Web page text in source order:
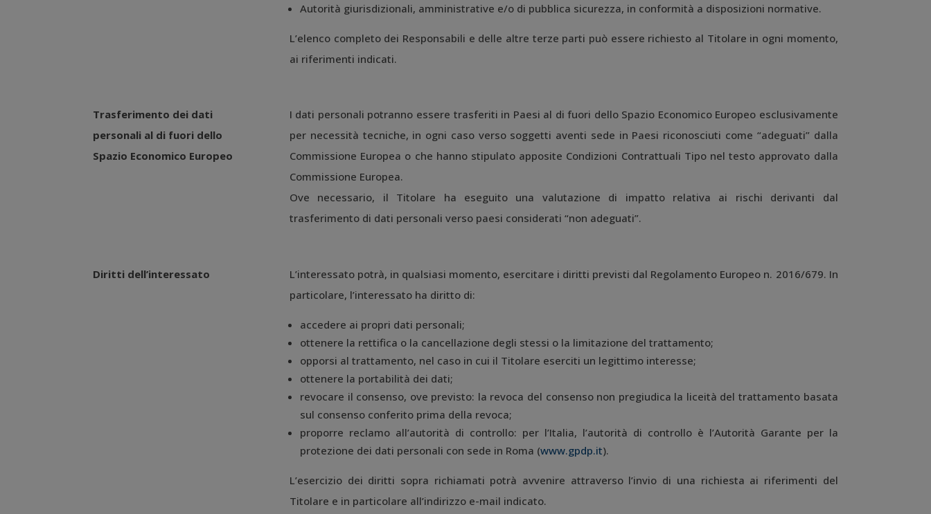
Autorità giurisdizionali, amministrative e/o di pubblica sicurezza, in conformità a disposizioni normative.
L’elenco completo dei Responsabili e delle altre terze parti può essere richiesto al Titolare in ogni momento,
ai riferimenti indicati.
Trasferimento dei dati
personali al di fuori dello
Spazio Economico Europeo
I dati personali potranno essere trasferiti in Paesi al di fuori dello Spazio Economico Europeo esclusivamente
per necessità tecniche, in ogni caso verso soggetti aventi sede in Paesi riconosciuti come “adeguati” dalla
Commissione Europea o che hanno stipulato apposite Condizioni Contrattuali Tipo nel testo approvato dalla
Commissione Europea.
Ove necessario, il Titolare ha eseguito una valutazione di impatto relativa ai rischi derivanti dal
trasferimento di dati personali verso paesi considerati “non adeguati”.
Diritti dell’interessato
L’interessato potrà, in qualsiasi momento, esercitare i diritti previsti dal Regolamento Europeo n. 2016/679. In
particolare, l’interessato ha diritto di:
accedere ai propri dati personali;
ottenere la rettifica o la cancellazione degli stessi o la limitazione del trattamento;
opporsi al trattamento, nel caso in cui il Titolare eserciti un legittimo interesse;
ottenere la portabilità dei dati;
revocare il consenso, ove previsto: la revoca del consenso non pregiudica la liceità del trattamento basata
sul consenso conferito prima della revoca;
proporre reclamo all’autorità di controllo: per l’Italia, l’autorità di controllo è l’Autorità Garante per la
protezione dei dati personali con sede in Roma (www.gpdp.it).
L’esercizio dei diritti sopra richiamati potrà avvenire attraverso l’invio di una richiesta ai riferimenti del
Titolare e in particolare all’indirizzo e-mail indicato.